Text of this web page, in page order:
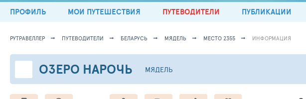
ПРОФИЛЬ МОИ ПУТЕШЕСТВИЯ ПУТЕВОДИТЕЛИ ПУБЛИКАЦИИ
РУТРАВЕЛЛЕР ПУТЕВОДИТЕЛИ БЕЛАРУСЬ МЯДЕЛЬ МЕСТО 2355 ИНФОРМАЦИЯ
ОЗЕРО НАРОЧЬ МЯДЕЛЬ